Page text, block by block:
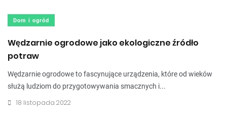
Dom i ogród
Wędzarnie ogrodowe jako ekologiczne źródło
potraw
Wędzarnie ogrodowe to fascynujące urządzenia, które od wieków
służą ludziom do przygotowywania smacznych i...
18 listopada 2022